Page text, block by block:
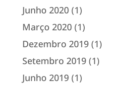
Junho 2020(1)
Março 2020(1)
Dezembro 2019(1)
Setembro 2019(1)
Junho 2019(1)